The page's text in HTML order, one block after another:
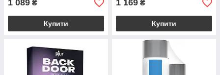
1 089 ₴
Купити
1 169 ₴
Купити